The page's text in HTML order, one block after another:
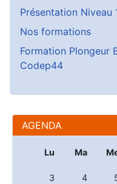
AGENDA
Lu Ma
3
4
Présentation Niveau
Nos formations
Formation Plongeur
Codep44